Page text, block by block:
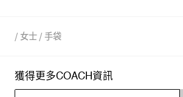
/ 女士 / 手袋
獲得更多COACH資訊